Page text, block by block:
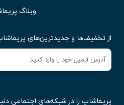
وبلاگ
از تخفیف‌ها و جدیدترین‌های
پریماشاپ را در شبکه‌های اجتماعی